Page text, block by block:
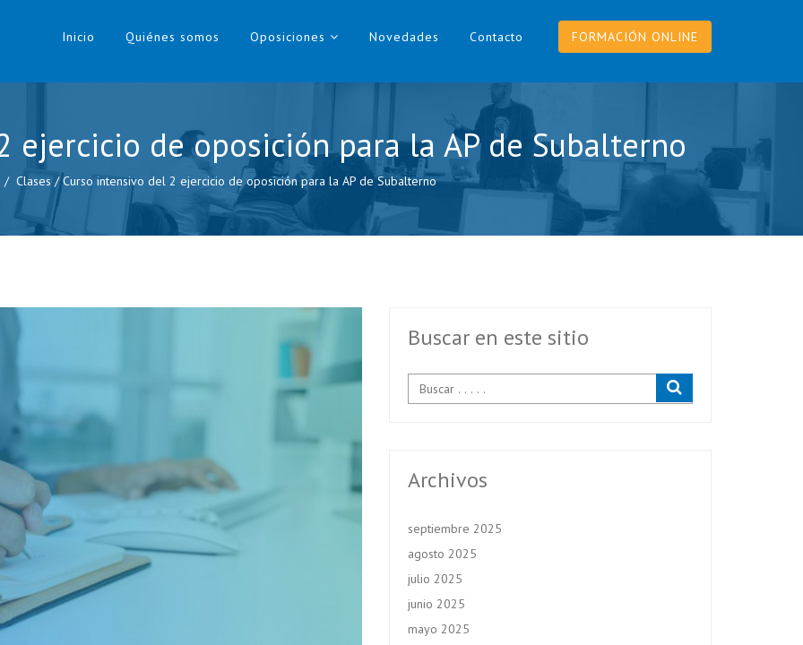
Inicio Quiénes somos Oposiciones Novedades Contacto FORMACIÓN ONLINE
ejercicio de oposición para la AP de Subalterno
Clases /Curso intensivo del 2 ejercicio de oposición para la AP de Subalterno
Buscar en este sitio
Archivos
septiembre 2025
agosto 2025
julio 2025
junio 2025
mayo 2025